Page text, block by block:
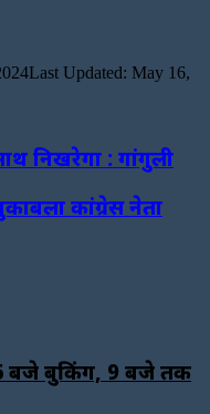
Last Updated: May 16,
निखरेगा : गांगुली
कांग्रेस नेता
बजे बुकिंग, 9 बजे तक